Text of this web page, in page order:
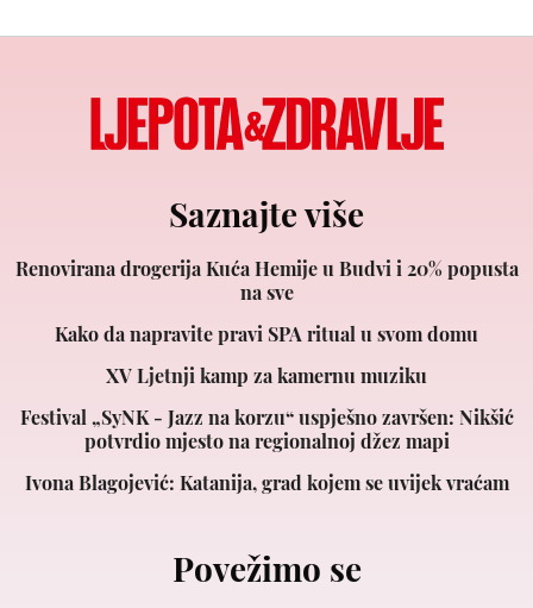
Saznajte više
Renovirana drogerija Kuća Hemije u Budvi i 20% popusta
na sve
Kako da napravite pravi SPA ritual u svom domu
XV Ljetnji kamp za kamernu muziku
Festival „SyNK - Jazz na korzu“ uspješno završen: Nikšić
potvrdio mjesto na regionalnoj džez mapi
Ivona Blagojević: Katanija, grad kojem se uvijek vraćam
Povežimo se